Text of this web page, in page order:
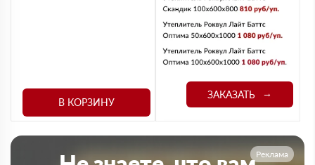
В КОРЗИНУ
ЗАКАЗАТЬ
Реклама